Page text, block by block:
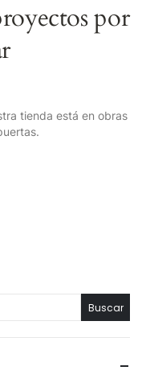
por
tienda está en obras
Buscar